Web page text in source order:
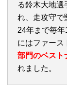
る鈴木大地選
れ、走攻守で
24年まで毎
にはファース
部門のベスト
れました。